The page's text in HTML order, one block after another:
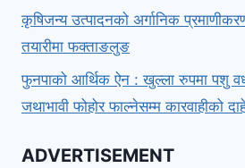
कृषिजन्य उत्पादनको अर्गानिक
तयारीमा फक्ताङलुङ
फुनपाको आर्थिक ऐन : खुल्ला रुपमा पशु
जथाभावी फोहोर फाल्नेसम्म कारवाहीको
ADVERTISEMENT